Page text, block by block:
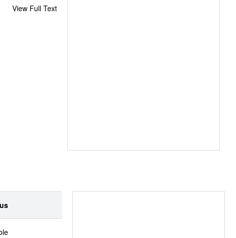
View Full Text